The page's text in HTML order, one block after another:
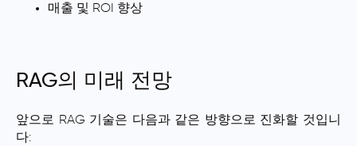
매출 및 ROI 향상
RAG의 미래 전망
앞으로 RAG 기술은 다음과 같은 방향으로 진화할 것입니
다: